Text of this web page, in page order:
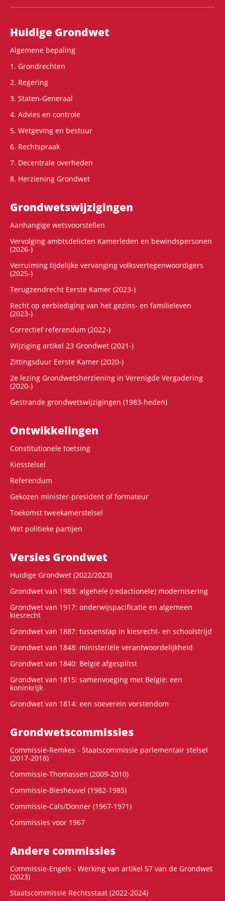
Hoofdnavigatie
Huidige Grondwet
Algemene bepaling
1. Grondrechten
2. Regering
3. Staten-Generaal
4. Advies en controle
5. Wetgeving en bestuur
6. Rechtspraak
7. Decentrale overheden
8. Herziening Grondwet
Grondwets­wijzigingen
Aanhangige wetsvoorstellen
Vervolging ambtsdelicten Kamerleden en bewindspersonen
(2026-)
Verruiming tijdelijke vervanging volksvertegenwoordigers
(2025-)
Terugzendrecht Eerste Kamer (2023-)
Recht op eerbiediging van het gezins- en familieleven
(2023-)
Correctief referendum (2022-)
Wijziging artikel 23 Grondwet (2021-)
Zittingsduur Eerste Kamer (2020-)
2e lezing Grondwetsherziening in Verenigde Vergadering
(2020-)
Gestrande grondwetswijzigingen (1983-heden)
Ontwikke­lingen
Constitutionele toetsing
Kiesstelsel
Referendum
Gekozen minister-president of formateur
Toekomst tweekamerstelsel
Wet politieke partijen
Versies Grondwet
Huidige Grondwet (2022/2023)
Grondwet van 1983: algehele (redactionele) modernisering
Grondwet van 1917: onderwijspacificatie en algemeen
kiesrecht
Grondwet van 1887: tussenstap in kiesrecht- en schoolstrijd
Grondwet van 1848: ministeriële verantwoordelijkheid
Grondwet van 1840: België afgesplitst
Grondwet van 1815: samenvoeging met België: een
koninkrijk
Grondwet van 1814: een soeverein vorstendom
Grondwets­commissies
Commissie-Remkes - Staatscommissie parlementair stelsel
(2017-2018)
Commissie-Thomassen (2009-2010)
Commissie-Biesheuvel (1982-1985)
Commissie-Cals/Donner (1967-1971)
Commissies voor 1967
Andere commissies
Commissie-Engels - Werking van artikel 57 van de Grondwet
(2023)
Staatscommissie Rechtsstaat (2022-2024)